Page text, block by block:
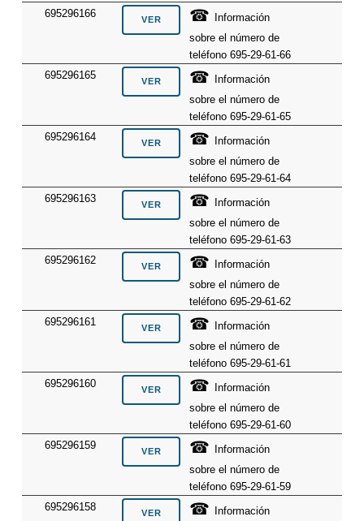
695296166
☎ Información
sobre el número de
teléfono 695-29-61-66
695296165
☎ Información
sobre el número de
teléfono 695-29-61-65
695296164
☎ Información
sobre el número de
teléfono 695-29-61-64
695296163
☎ Información
sobre el número de
teléfono 695-29-61-63
695296162
☎ Información
sobre el número de
teléfono 695-29-61-62
695296161
☎ Información
sobre el número de
teléfono 695-29-61-61
695296160
☎ Información
sobre el número de
teléfono 695-29-61-60
695296159
☎ Información
sobre el número de
teléfono 695-29-61-59
695296158
☎ Información